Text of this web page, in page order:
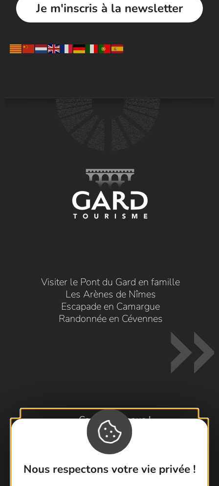
Nous respectons votre vie privée !
Je m'inscris à la newsletter
Visiter le Pont du Gard en famille
Les Arènes de Nîmes
Escapade en Camargue
Randonnée en Cévennes
Contactez-nous !
Foire aux questions
Brochures
Cartoguides et Topoguides